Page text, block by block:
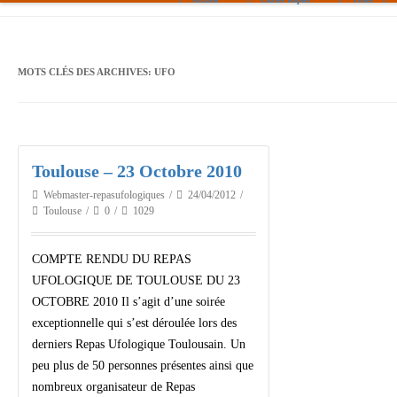
MOTS CLÉS DES ARCHIVES: UFO
Toulouse – 23 Octobre 2010
Webmaster-repasufologiques
24/04/2012
Toulouse
0 1029
COMPTE RENDU DU REPAS
UFOLOGIQUE DE TOULOUSE DU 23
OCTOBRE 2010 Il s’agit d’une soirée
exceptionnelle qui s’est déroulée lors des
derniers Repas Ufologique Toulousain. Un
peu plus de 50 personnes présentes ainsi que
nombreux organisateur de Repas